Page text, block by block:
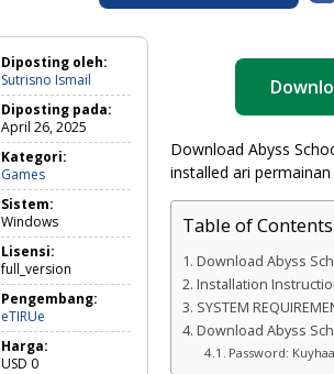
Diposting oleh:
Sutrisno Ismail
Diposting pada:
April 26, 2025
Kategori:
GamesGames
Sistem:
Windows
Lisensi:
full_version
Pengembang:
eTIRUe
Harga:
USD 0
Download Abyss
installed ari
Table of Contents
Download Abyss
Installation
SYSTEM
Download Abyss
Password: Kuyhaa